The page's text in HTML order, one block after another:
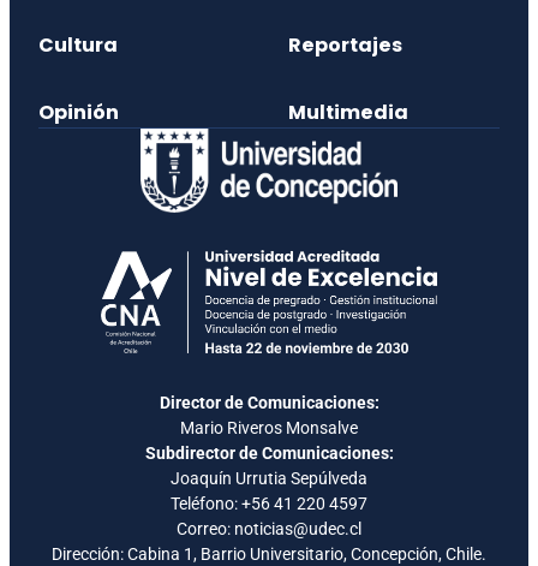
Cultura Reportajes
Opinión Multimedia
Director de Comunicaciones:
Mario Riveros Monsalve
Subdirector de Comunicaciones:
Joaquín Urrutia Sepúlveda
Teléfono:+56 41 220 4597
Correo: noticias@udec.cl
Dirección: Cabina 1, Barrio Universitario, Concepción, Chile.